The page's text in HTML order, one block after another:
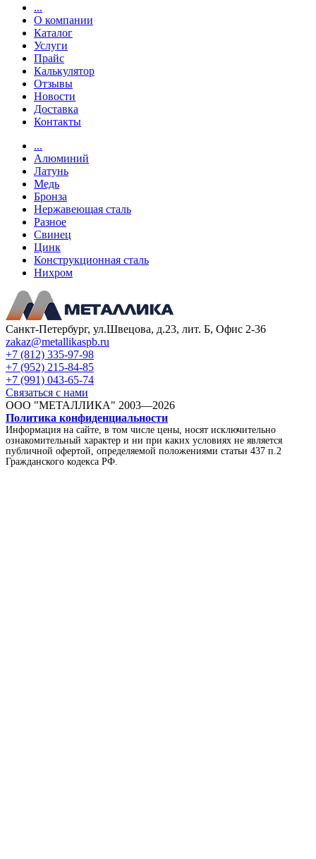
...
О компании
Каталог
Услуги
Прайс
Калькулятор
Отзывы
Новости
Доставка
Контакты
...
Алюминий
Латунь
Медь
Бронза
Нержавеющая сталь
Разное
Свинец
Цинк
Конструкционная сталь
Нихром
Санкт-Петербург, ул.Швецова, д.23, лит. Б, Офис 2-36
zakaz@metallikaspb.ru
+7 (812) 335-97-98
+7 (952) 215-84-85
+7 (991) 043-65-74
Связаться с нами
ООО "МЕТАЛЛИКА" 2003—2026
Политика конфиденциальности
Информация на сайте, в том числе цены, носят исключительно
ознакомительный характер и ни при каких условиях не является
публичной офертой, определяемой положениями статьи 437 п.2
Гражданского кодекса РФ.